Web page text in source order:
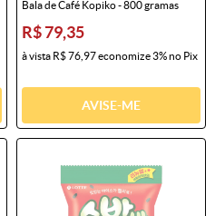
Bala de Café Kopiko - 800 gramas
R$ 79,35
à vista R$ 76,97economize3%no Pix
AVISE-ME